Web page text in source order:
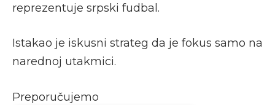
reprezentuje srpski fudbal.
Istakao je iskusni strateg da je fokus samo na
narednoj utakmici.
Preporučujemo